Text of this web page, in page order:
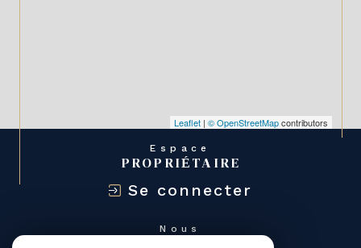
Leaflet | © OpenStreetMapcontributors
Espace
PROPRIÉTAIRE
Se connecter
Nous